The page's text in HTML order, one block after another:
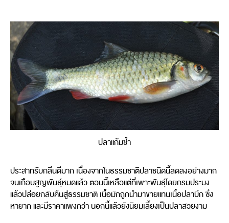
ปลาแก้มช้ำ
ประสาทรับกลิ่นดีมาก เนื่องจากในธรรมชาติปลาชนิดนี้ลดลงอย่างมาก
จนเกือบสูญพันธุ์หมดแล้ว ตอนนี้เหลือแต่ที่เพาะพันธุ์โดยกรมประมง
แล้วปล่อยกลับคืนสู่ธรรมชาติ เนื้อมักถูกนำมาขายแทนเนื้อปลาบึก ซึ่ง
หายาก และมีราคาแพงกว่า นอกนี้แล้วยังนิยมเลี้ยงเป็นปลาสวยงาม